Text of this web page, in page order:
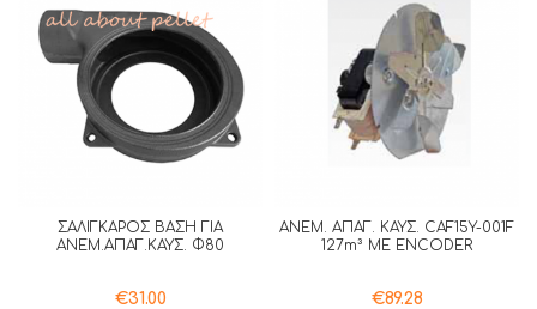
ΣΑΛΙΓΚΑΡΟΣ ΒΑΣΗ ΓΙΑ
ΑΝΕΜ.ΑΠΑΓ.ΚΑΥΣ. Φ80
€31.00
ΑΝΕΜ. ΑΠΑΓ. ΚΑΥΣ. CAF15Y-001F
127m³ ME ENCODER
€89.28